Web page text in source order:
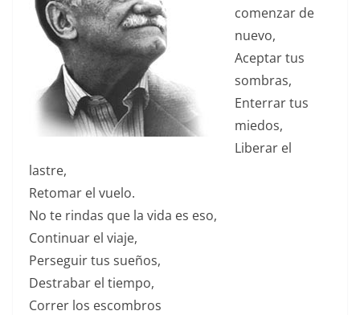
comenzar de
nuevo,
Aceptar tus
sombras,
Enterrar tus
miedos,
Liberar el
lastre,
Retomar el vuelo.
No te rindas que la vida es eso,
Continuar el viaje,
Perseguir tus sueños,
Destrabar el tiempo,
Correr los escombros